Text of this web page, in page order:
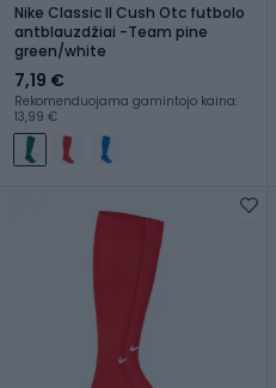
Nike Classic II Cush Otc futbolo
antblauzdžiai -Team pine
green/white
7,19 €
Rekomenduojama gamintojo kaina:
13,99 €